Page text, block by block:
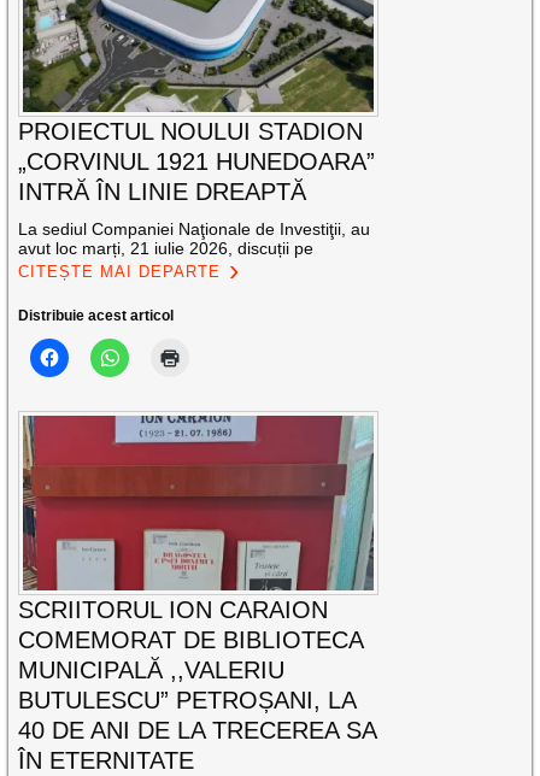
PROIECTUL NOULUI STADION
„CORVINUL 1921 HUNEDOARA”
INTRĂ ÎN LINIE DREAPTĂ
La sediul Companiei Naţionale de Investiţii, au
avut loc marți, 21 iulie 2026, discuții pe
CITEȘTE MAI DEPARTE
Distribuie acest articol
SCRIITORUL ION CARAION
COMEMORAT DE BIBLIOTECA
MUNICIPALĂ ,,VALERIU
BUTULESCU” PETROȘANI, LA
40 DE ANI DE LA TRECEREA SA
ÎN ETERNITATE